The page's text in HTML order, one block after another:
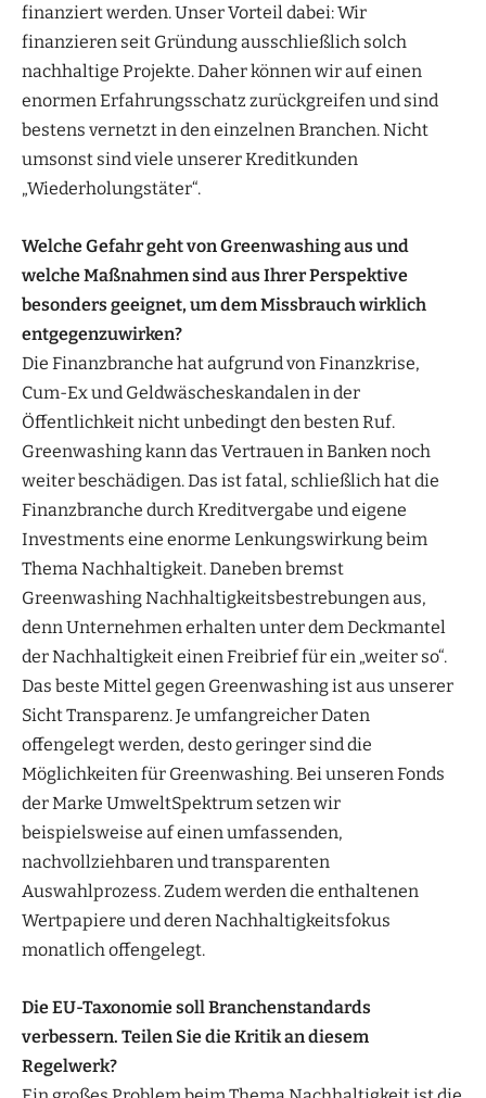
finanziert werden. Unser Vorteil dabei: Wir
finanzieren seit Gründung ausschließlich solch
nachhaltige Projekte. Daher können wir auf einen
enormen Erfahrungsschatz zurückgreifen und sind
bestens vernetzt in den einzelnen Branchen. Nicht
umsonst sind viele unserer Kreditkunden
„Wiederholungstäter“.
Welche Gefahr geht von Greenwashing aus und
welche Maßnahmen sind aus Ihrer Perspektive
besonders geeignet, um dem Missbrauch wirklich
entgegenzuwirken?
Die Finanzbranche hat aufgrund von Finanzkrise,
Cum-Ex und Geldwäscheskandalen in der
Öffentlichkeit nicht unbedingt den besten Ruf.
Greenwashing kann das Vertrauen in Banken noch
weiter beschädigen. Das ist fatal, schließlich hat die
Finanzbranche durch Kreditvergabe und eigene
Investments eine enorme Lenkungswirkung beim
Thema Nachhaltigkeit. Daneben bremst
Greenwashing Nachhaltigkeitsbestrebungen aus,
denn Unternehmen erhalten unter dem Deckmantel
der Nachhaltigkeit einen Freibrief für ein „weiter so“.
Das beste Mittel gegen Greenwashing ist aus unserer
Sicht Transparenz. Je umfangreicher Daten
offengelegt werden, desto geringer sind die
Möglichkeiten für Greenwashing. Bei unseren Fonds
der Marke UmweltSpektrum setzen wir
beispielsweise auf einen umfassenden,
nachvollziehbaren und transparenten
Auswahlprozess. Zudem werden die enthaltenen
Wertpapiere und deren Nachhaltigkeitsfokus
monatlich offengelegt.
Die EU-Taxonomie soll Branchenstandards
verbessern. Teilen Sie die Kritik an diesem
Regelwerk?